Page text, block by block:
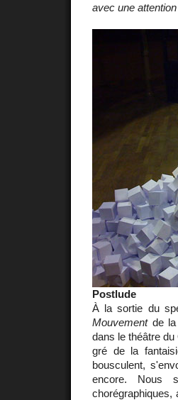
avec une
Postlude
À la sortie du
Mouvementde la
dans le théâtre
gré de la
bousculent,
encore. Nous
chorégraphiques,